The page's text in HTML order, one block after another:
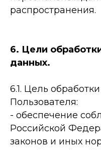
распространения.
6. Цели
данных.
6.1. Цель
Пользователя:
- обеспечение
Российской
законов и иных